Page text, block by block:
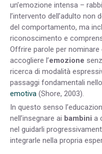
un’emozione intensa –
l’intervento dell’adulto non
del comportamento, ma
riconoscimento e
Offrire parole per nominare
accogliere l’emozione
ricerca di modalità
passaggi fondamentali
emotiva (Shore, 2003).
In questo senso
nell’insegnare ai bambini a
nel guidarli
integrarle nella propria